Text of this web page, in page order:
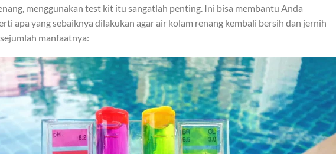
menggunakan test kit itu sangatlah penting. Ini bisa membantu Anda
apa yang sebaiknya dilakukan agar air kolam renang kembali bersih dan jernih
manfaatnya: